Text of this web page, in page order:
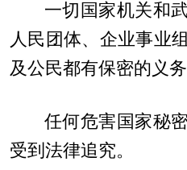
一切国家机关和
人民团体、企业事业
及公民都有保密的义务
任何危害国家秘
受到法律追究。